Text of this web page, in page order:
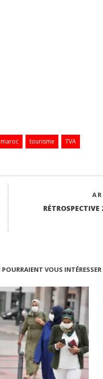
maroc tourisme TVA
VOUS INTÉRESSER